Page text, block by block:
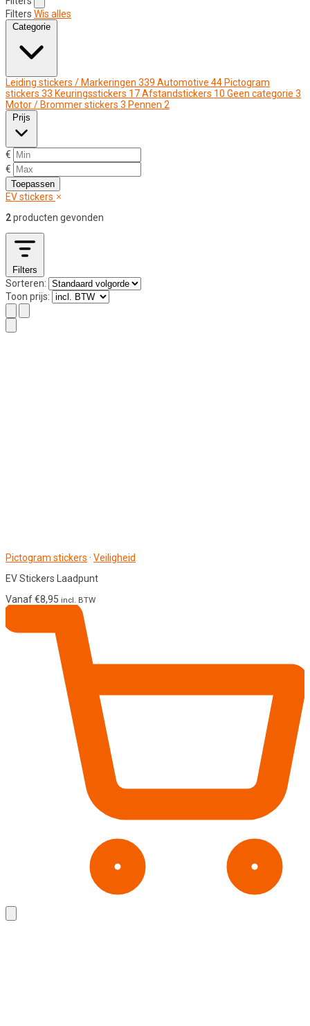
Filters Wis alles
Categorie
Leiding stickers / Markeringen 339 Automotive 44 Pictogram
stickers 33 Keuringsstickers 17Afstandstickers 10 Geen categorie 3
Motor / Brommer stickers 3 Pennen 2
Prijs
€
€
Toepassen
EV stickers
2producten gevonden
Filters
Sorteren:
Toon prijs:
Pictogram stickers · Veiligheid
EV Stickers Laadpunt
Vanaf€8,95 incl. BTW